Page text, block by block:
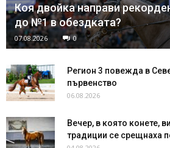
Коя двойка направи
до №1 в обездката?
07.08.2026 0
Регион 3 повежда в
първенство
06.08.2026
Вечер, в която конете,
традиции се срещнаха